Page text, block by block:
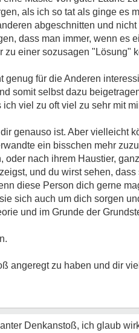
als ich so tat als ginge es
abgeschnitten und nicht
dass man immer, wenn es
zu einer sozusagen "Lösung"
genug für die Anderen
somit selbst dazu
viel zu oft viel zu sehr mit
genauso ist. Aber vielleicht
ein bisschen mehr
oder nach ihrem Haustier,
und du wirst sehen, dass
diese Person dich gerne
sich auch um dich sorgen
und im Grunde der
angeregt zu haben und dir
Denkanstoß, ich glaub